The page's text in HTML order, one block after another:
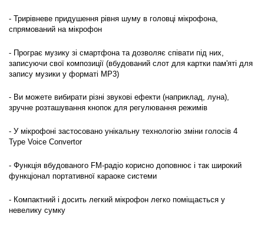
- Трирівневе придушення рівня шуму в головці мікрофона,
спрямований на мікрофон
- Програє музику зі смартфона та дозволяє співати під них,
записуючи свої композиції (вбудований слот для картки пам'яті для
запису музики у форматі MP3)
- Ви можете вибирати різні звукові ефекти (наприклад, луна),
зручне розташування кнопок для регулювання режимів
- У мікрофоні застосовано унікальну технологію зміни голосів 4
Type Voice Convertor
- Функція вбудованого FM-радіо корисно доповнює і так широкий
функціонал портативної караоке системи
- Компактний і досить легкий мікрофон легко поміщається у
невелику сумку